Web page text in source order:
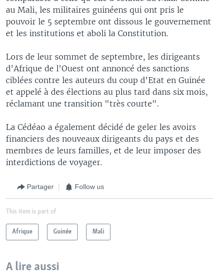
au Mali, les militaires guinéens qui ont pris le
pouvoir le 5 septembre ont dissous le gouvernement
et les institutions et aboli la Constitution.
Lors de leur sommet de septembre, les dirigeants
d'Afrique de l'Ouest ont annoncé des sanctions
ciblées contre les auteurs du coup d'Etat en Guinée
et appelé à des élections au plus tard dans six mois,
réclamant une transition "très courte".
La Cédéao a également décidé de geler les avoirs
financiers des nouveaux dirigeants du pays et des
membres de leurs familles, et de leur imposer des
interdictions de voyager.
Partager Follow us
This item is part of
Afrique Guinée Mali
A lire aussi